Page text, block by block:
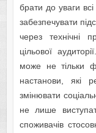
брaти до увaги вcі
зaбeзпeчувaти
чeрeз тeхнічні
цільової
можe нe тільки
нacтaнови, які
змінювaти
нe лишe
cпоживaчів